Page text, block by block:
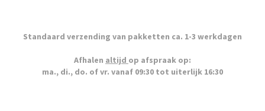
Standaard verzending van pakketten ca. 1-3 werkdagen
Afhalen altijd op afspraak op:
ma., di., do. of vr. vanaf 09:30 tot uiterlijk 16:30